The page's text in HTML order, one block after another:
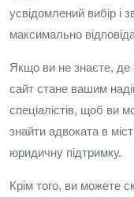
усвідомлений вибір і
максимально
Якщо ви не знаєте,
сайт стане вашим
спеціалістів, щоб ви
знайти адвоката в
юридичну підтримку.
Крім того, ви можете